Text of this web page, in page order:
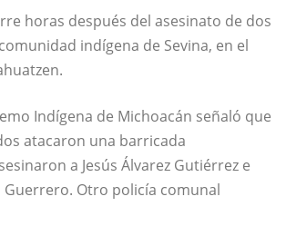
horas después del asesinato de dos
indígena de Sevina, en el
Indígena de Michoacán señaló que
atacaron una barricada
a Jesús Álvarez Gutiérrez e
Guerrero. Otro policía comunal